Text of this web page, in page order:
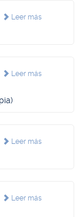
Leer más
Leer más
Leer más
Leer más